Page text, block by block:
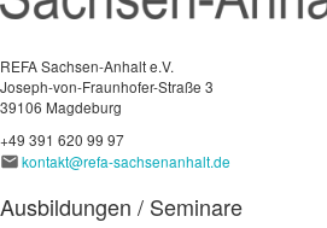
REFA Sachsen-Anhalt e.V.
Joseph-von-Fraunhofer-Straße 3
39106 Magdeburg
+49 391 620 99 97
kontakt@refa-sachsenanhalt.de
Ausbildungen / Seminare